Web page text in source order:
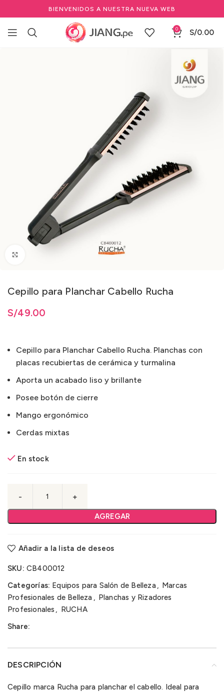
BIENVENIDOS A NUESTRA NUEVA WEB
0 S/0.00
Cepillo para Planchar Cabello Rucha
S/49.00
Cepillo para Planchar Cabello Rucha. Planchas con
placas recubiertas de cerámica y turmalina
Aporta un acabado liso y brillante
Posee botón de cierre
Mango ergonómico
Cerdas mixtas
En stock
AGREGAR
Añadir a la lista de deseos
SKU: CB400012
Categorías: Equipos para Salón de Belleza, Marcas
Profesionales de Belleza , Planchas y Rizadores
Profesionales , RUCHA
Share:
DESCRIPCIÓN
Cepillo marca Rucha para planchar el cabello. Ideal para